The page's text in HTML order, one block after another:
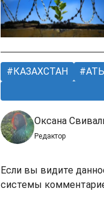
КАЗАХСТАН
Оксана
Редактор
Если вы видите
системы